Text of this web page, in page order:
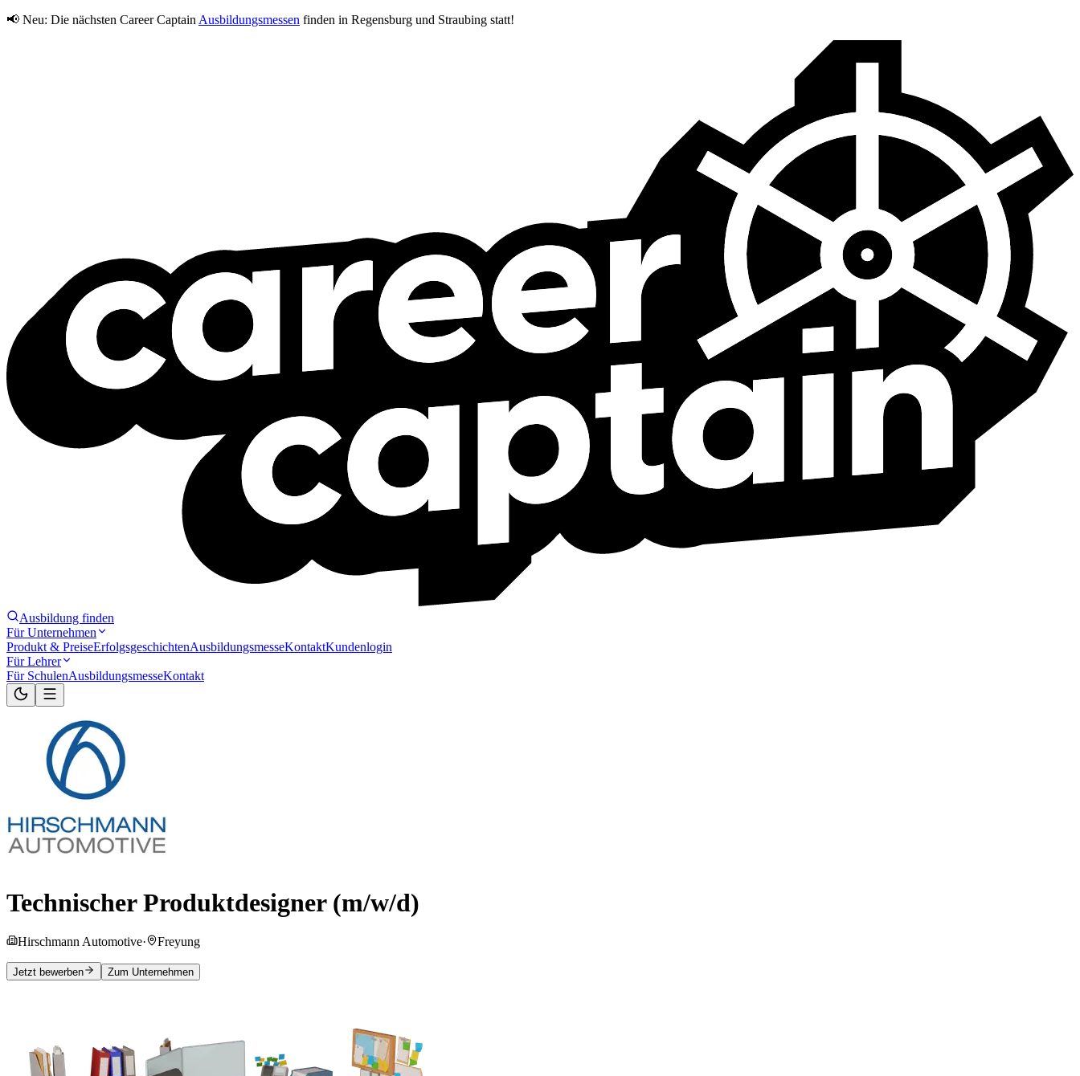
📢 Neu: Die nächsten Career Captain Ausbildungsmessen finden in Regensburg und Straubing statt!
Ausbildung finden
Für Unternehmen
Produkt & PreiseErfolgsgeschichtenAusbildungsmesseKontaktKundenlogin
Für Lehrer
Für SchulenAusbildungsmesseKontakt
Technischer Produktdesigner (m/w/d)
Hirschmann Automotive· Freyung
Jetzt bewerben Zum Unternehmen